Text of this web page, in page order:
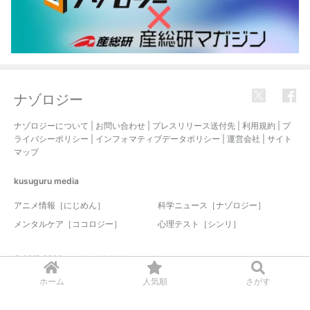
ホーム 人気順 さがす
ナゾロジー
ナゾロジーについて お問い合わせ プレスリリース送付先 利用規約
プ
ライバシーポリシー
インフォマティブデータポリシー 運営会社
サイト
マップ
kusuguru media
アニメ情報［にじめん］
科学ニュース［ナゾロジー］
メンタルケア［ココロジー］
心理テスト［シンリ］
© 2017-2026 nazology. all rights reserved.